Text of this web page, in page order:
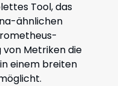
Tool, das
ähnlichen
von Metriken die
einem breiten